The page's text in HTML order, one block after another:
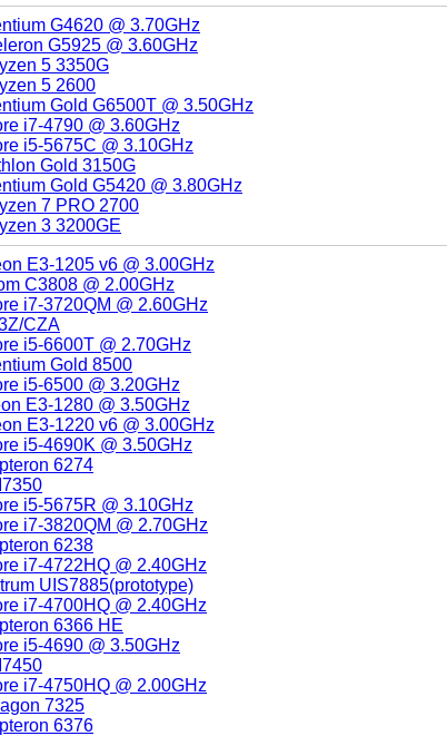
G4620 @ 3.70GHz
G5925 @ 3.60GHz
5 3350G
5 2600
Gold G6500T @ 3.50GHz
i7-4790 @ 3.60GHz
i5-5675C @ 3.10GHz
Gold 3150G
Gold G5420 @ 3.80GHz
7 PRO 2700
3 3200GE
E3-1205 v6 @ 3.00GHz
C3808 @ 2.00GHz
i7-3720QM @ 2.60GHz
CZA
i5-6600T @ 2.70GHz
Gold 8500
i5-6500 @ 3.20GHz
E3-1280 @ 3.50GHz
E3-1220 v6 @ 3.00GHz
i5-4690K @ 3.50GHz
6274
i5-5675R @ 3.10GHz
i7-3820QM @ 2.70GHz
6238
i7-4722HQ @ 2.40GHz
UIS7885(prototype)
i7-4700HQ @ 2.40GHz
6366 HE
i5-4690 @ 3.50GHz
i7-4750HQ @ 2.00GHz
7325
6376